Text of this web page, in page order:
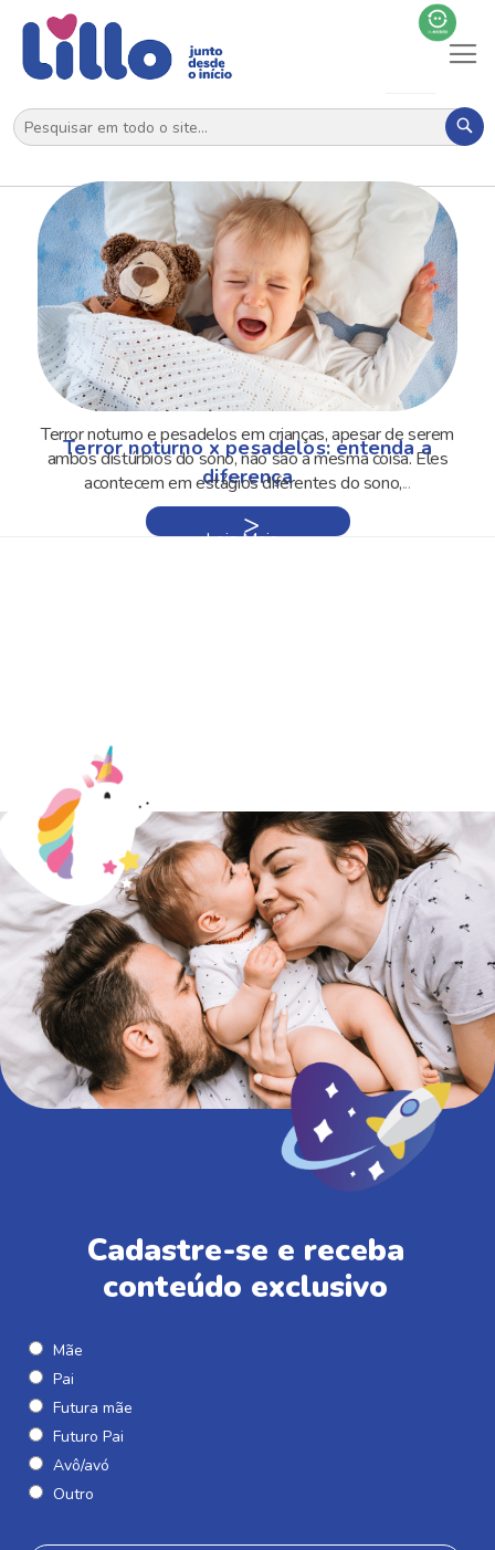
Terror noturno x pesadelos: entenda a
diferença
Terror noturno e pesadelos em crianças, apesar de serem
ambos distúrbios do sono, não são a mesma coisa. Eles
acontecem em estágios diferentes do sono,...
Leia Mais »
Cadastre-se e receba
conteúdo exclusivo
Mãe
Pai
Futura mãe
Futuro Pai
Avô/avó
Outro